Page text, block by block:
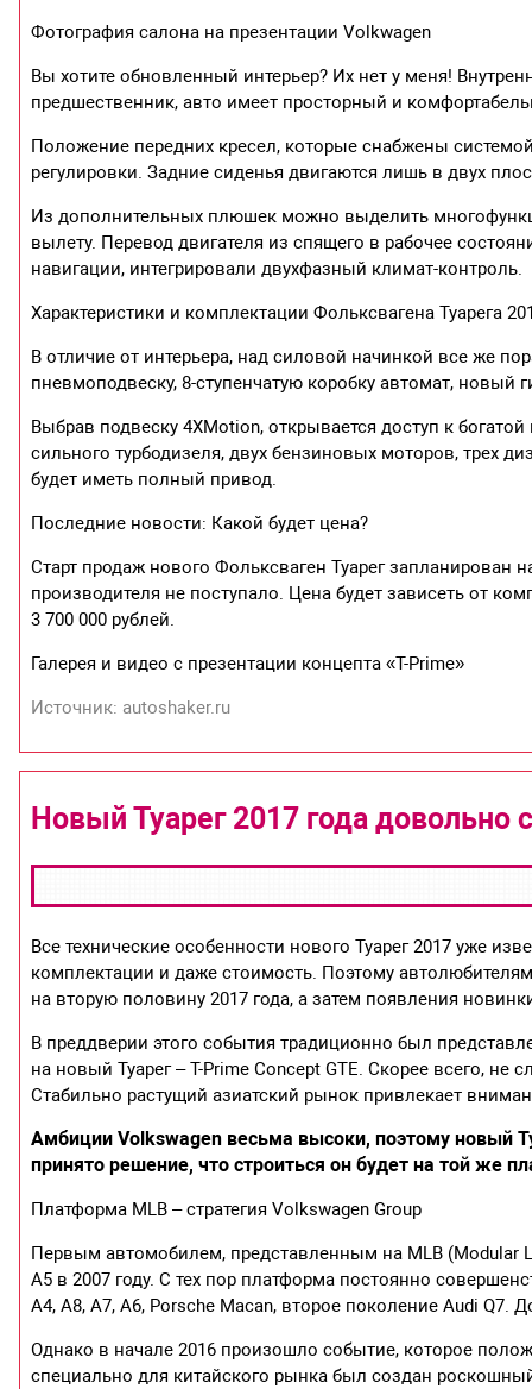
Фотография салона на презентации Volkwagen
Вы хотите обновленный интерьер? Их нет у меня!
предшественник, авто имеет просторный и
Положение передних кресел, которые снабжены
регулировки. Задние сиденья двигаются лишь в двух
Из дополнительных плюшек можно выделить
вылету. Перевод двигателя из спящего в рабочее
навигации, интегрировали двухфазный климат-контроль.
Характеристики и комплектации Фольксвагена Туарега
В отличие от интерьера, над силовой начинкой все же
пневмоподвеску, 8-ступенчатую коробку автомат,
Выбрав подвеску 4XMotion, открывается доступ к
сильного турбодизеля, двух бензиновых моторов, трех
будет иметь полный привод.
Последние новости: Какой будет цена?
Старт продаж нового Фольксваген Туарег
производителя не поступало. Цена будет зависеть от
3 700 000 рублей.
Галерея и видео с презентации концепта «T-Prime»
Источник: autoshaker.ru
Новый Туарег 2017 года
Все технические особенности нового Туарег 2017 уже
комплектации и даже стоимость. Поэтому
на вторую половину 2017 года, а затем появления
В преддверии этого события традиционно был
на новый Туарег – Т-Prime Concept GTE. Скорее всего,
Стабильно растущий азиатский рынок привлекает
Амбиции Volkswagen весьма высоки, поэтому новый
принято решение, что строиться он будет на той же
Платформа MLB – стратегия Volkswagen Group
Первым автомобилем, представленным на MLB (Modular
А5 в 2007 году. С тех пор платформа постоянно
А4, A8, A7, A6, Porsche Macan, второе поколение Audi Q7.
Однако в начале 2016 произошло событие, которое
специально для китайского рынка был создан